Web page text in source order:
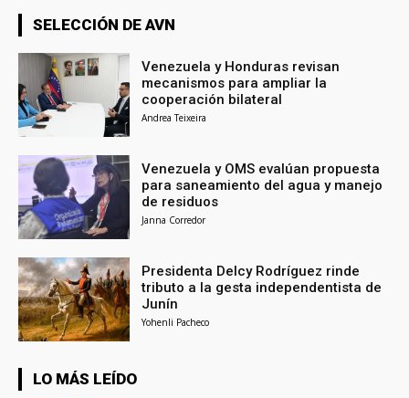
SELECCIÓN DE AVN
Venezuela y Honduras revisan
mecanismos para ampliar la
cooperación bilateral
Andrea Teixeira
Venezuela y OMS evalúan propuesta
para saneamiento del agua y manejo
de residuos
Janna Corredor
Presidenta Delcy Rodríguez rinde
tributo a la gesta independentista de
Junín
Yohenli Pacheco
LO MÁS LEÍDO